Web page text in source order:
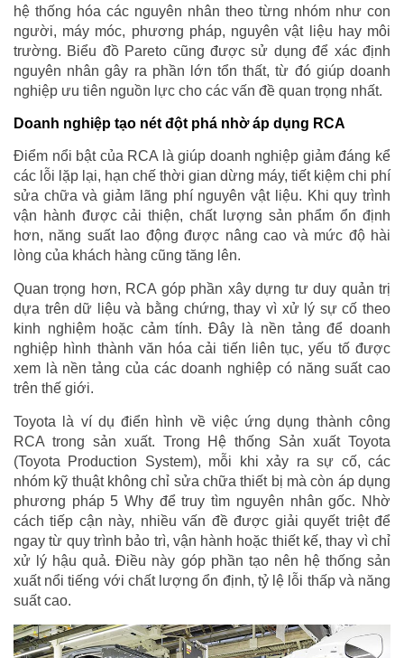
hệ thống hóa các nguyên nhân theo từng nhóm như con
người, máy móc, phương pháp, nguyên vật liệu hay môi
trường. Biểu đồ Pareto cũng được sử dụng để xác định
nguyên nhân gây ra phần lớn tổn thất, từ đó giúp doanh
nghiệp ưu tiên nguồn lực cho các vấn đề quan trọng nhất.
Doanh nghiệp tạo nét đột phá nhờ áp dụng RCA
Điểm nổi bật của RCA là giúp doanh nghiệp giảm đáng kể
các lỗi lặp lại, hạn chế thời gian dừng máy, tiết kiệm chi phí
sửa chữa và giảm lãng phí nguyên vật liệu. Khi quy trình
vận hành được cải thiện, chất lượng sản phẩm ổn định
hơn, năng suất lao động được nâng cao và mức độ hài
lòng của khách hàng cũng tăng lên.
Quan trọng hơn, RCA góp phần xây dựng tư duy quản trị
dựa trên dữ liệu và bằng chứng, thay vì xử lý sự cố theo
kinh nghiệm hoặc cảm tính. Đây là nền tảng để doanh
nghiệp hình thành văn hóa cải tiến liên tục, yếu tố được
xem là nền tảng của các doanh nghiệp có năng suất cao
trên thế giới.
Toyota là ví dụ điển hình về việc ứng dụng thành công
RCA trong sản xuất. Trong Hệ thống Sản xuất Toyota
(Toyota Production System), mỗi khi xảy ra sự cố, các
nhóm kỹ thuật không chỉ sửa chữa thiết bị mà còn áp dụng
phương pháp 5 Why để truy tìm nguyên nhân gốc. Nhờ
cách tiếp cận này, nhiều vấn đề được giải quyết triệt để
ngay từ quy trình bảo trì, vận hành hoặc thiết kế, thay vì chỉ
xử lý hậu quả. Điều này góp phần tạo nên hệ thống sản
xuất nổi tiếng với chất lượng ổn định, tỷ lệ lỗi thấp và năng
suất cao.